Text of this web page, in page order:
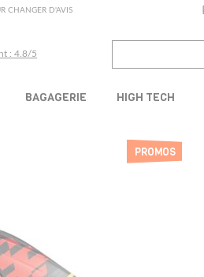
CHANGER D'AVIS
: 4.8/5
BAGAGERIE HIGH TECH
PROMOS